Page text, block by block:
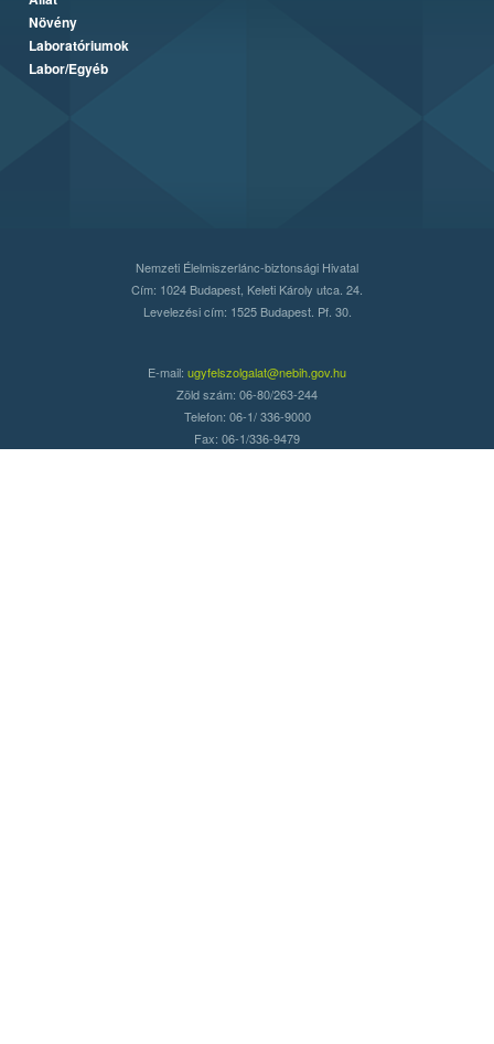
Növény
Laboratóriumok
Labor/Egyéb
Nemzeti Élelmiszerlánc-biztonsági Hivatal
Cím: 1024 Budapest, Keleti Károly utca. 24.
Levelezési cím: 1525 Budapest. Pf. 30.
E-mail: ugyfelszolgalat@nebih.gov.hu
Zöld szám: 06-80/263-244
Telefon: 06-1/ 336-9000
Fax: 06-1/336-9479